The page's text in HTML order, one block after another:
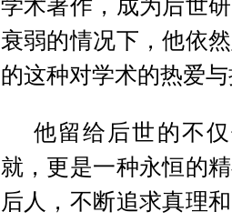
学术著作，成为后世
衰弱的情况下，他依
的这种对学术的热爱
他留给后世的不
就，更是一种永恒的
后人，不断追求真理